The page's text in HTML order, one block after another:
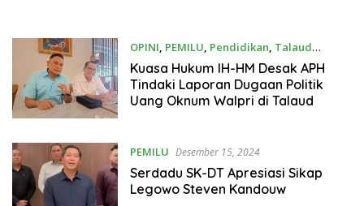
OPINI, PEMILU, Pendidikan, Talaud
Desember 18, 2024
Kuasa Hukum IH-HM Desak APH
Tindaki Laporan Dugaan Politik
Uang Oknum Walpri di Talaud
PEMILU Desember 15, 2024
Serdadu SK-DT Apresiasi Sikap
Legowo Steven Kandouw